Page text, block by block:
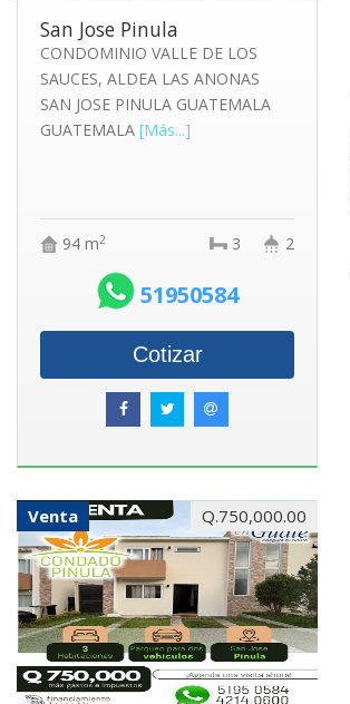
San Jose Pinula
CONDOMINIO VALLE DE LOS
SAUCES, ALDEA LAS ANONAS
SAN JOSE PINULA GUATEMALA
GUATEMALA [Más...]
94 m2 2
3
51950584
Cotizar
Venta Q.750,000.00